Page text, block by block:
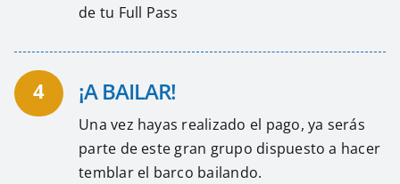
de tu Full Pass
4 ¡A BAILAR!
Una vez hayas realizado el pago, ya serás
parte de este gran grupo dispuesto a hacer
temblar el barco bailando.